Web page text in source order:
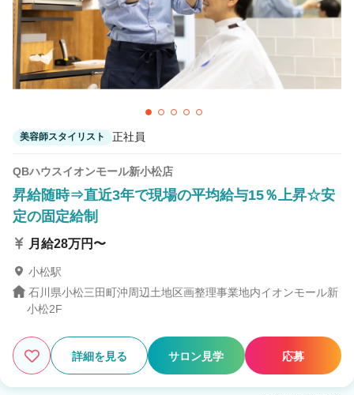
ネイリスト エステティシャン
講師・インストラクター 営業・販売スタッフ・その他
雇用形態
正社員
業務委託・フリーランス
詳細条件
管理美容師免許歓迎
検索する
美容師スタイリスト 正社員
QBハウスイオンモール新小松店
昇給随時⇒直近3年で現場の平均給与15％上昇☆安
定の固定給制
月給28万円〜
小松駅
石川県小松三田町沖周辺土地区画整理事業地内イオンモール新
小松2F
詳細を見る サロン見学 応募